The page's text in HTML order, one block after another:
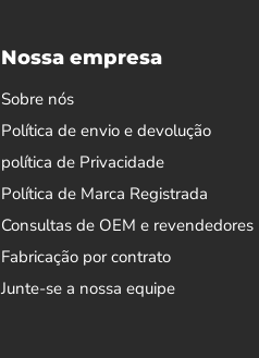
Nossa empresa
Sobre nós
Política de envio e devolução
política de Privacidade
Política de Marca Registrada
Consultas de OEM e revendedores
Fabricação por contrato
Junte-se a nossa equipe